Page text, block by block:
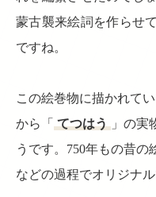
蒙古襲来絵詞を作らせ
ですね。
この絵巻物に描かれてい
から「 てつはう 」の実
うです。750年もの昔
などの過程でオリジナ